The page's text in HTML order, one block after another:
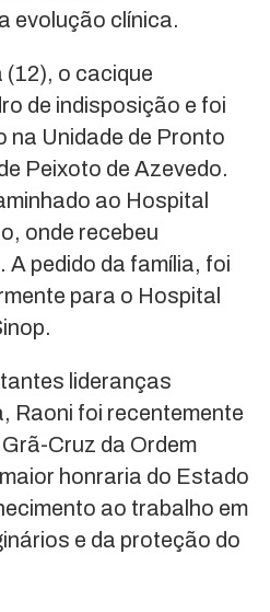
evolução clínica.
o cacique
de indisposição e foi
na Unidade de Pronto
Peixoto de Azevedo.
ao Hospital
onde recebeu
A pedido da família, foi
para o Hospital
lideranças
Raoni foi recentemente
Cruz da Ordem
honraria do Estado
ao trabalho em
e da proteção do